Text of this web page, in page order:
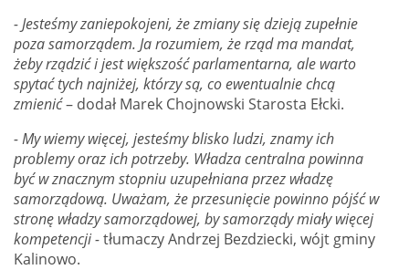
- Jesteśmy zaniepokojeni, że zmiany się dzieją zupełnie
poza samorządem. Ja rozumiem, że rząd ma mandat,
żeby rządzić i jest większość parlamentarna, ale warto
spytać tych najniżej, którzy są, co ewentualnie chcą
zmienić– dodał Marek Chojnowski Starosta Ełcki.
- My wiemy więcej, jesteśmy blisko ludzi, znamy ich
problemy oraz ich potrzeby. Władza centralna powinna
być w znacznym stopniu uzupełniana przez władzę
samorządową. Uważam, że przesunięcie powinno pójść w
stronę władzy samorządowej, by samorządy miały więcej
kompetencji -tłumaczy Andrzej Bezdziecki, wójt gminy
Kalinowo.